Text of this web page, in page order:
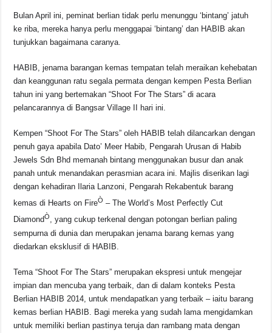
Bulan April ini, peminat berlian tidak perlu menunggu ‘bintang’ jatuh
ke riba, mereka hanya perlu menggapai ‘bintang’ dan HABIB akan
tunjukkan bagaimana caranya.
HABIB, jenama barangan kemas tempatan telah meraikan kehebatan
dan keanggunan ratu segala permata dengan kempen Pesta Berlian
tahun ini yang bertemakan “Shoot For The Stars” di acara
pelancarannya di Bangsar Village II hari ini.
Kempen “Shoot For The Stars” oleh HABIB telah dilancarkan dengan
penuh gaya apabila Dato’ Meer Habib, Pengarah Urusan di Habib
Jewels Sdn Bhd memanah bintang menggunakan busur dan anak
panah untuk menandakan perasmian acara ini. Majlis diserikan lagi
dengan kehadiran Ilaria Lanzoni, Pengarah Rekabentuk barang
kemas di Hearts on FireÒ – The World’s Most Perfectly Cut
DiamondÒ, yang cukup terkenal dengan potongan berlian paling
sempurna di dunia dan merupakan jenama barang kemas yang
diedarkan eksklusif di HABIB.
Tema “Shoot For The Stars” merupakan ekspresi untuk mengejar
impian dan mencuba yang terbaik, dan di dalam konteks Pesta
Berlian HABIB 2014, untuk mendapatkan yang terbaik – iaitu barang
kemas berlian HABIB. Bagi mereka yang sudah lama mengidamkan
untuk memiliki berlian pastinya teruja dan rambang mata dengan